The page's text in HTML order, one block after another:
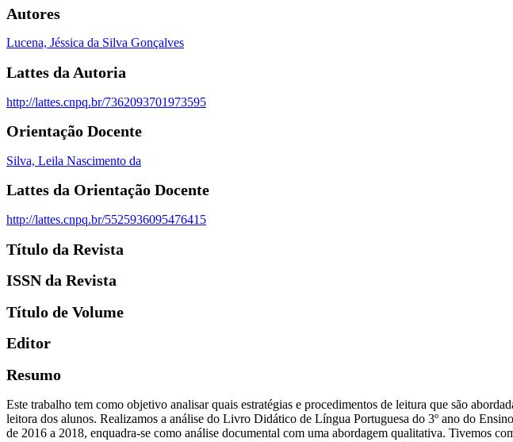
Autores
Lucena, Jéssica da Silva Gonçalves
Lattes da Autoria
http://lattes.cnpq.br/7362093701973595
Orientação Docente
Silva, Leila Nascimento da
Lattes da Orientação Docente
http://lattes.cnpq.br/5525936095476415
Título da Revista
ISSN da Revista
Título de Volume
Editor
Resumo
Este trabalho tem como objetivo analisar quais estratégias e procedimentos de leitura que são
leitora dos alunos. Realizamos a análise do Livro Didático de Língua Portuguesa do 3º ano do
de 2016 a 2018, enquadra-se como análise documental com uma abordagem qualitativa. Tivemos